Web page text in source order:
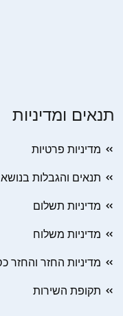
תנאים ומדיניות
מדיניות פרטיות
תנאים והגבלות בנושא
מדיניות תשלום
מדיניות משלוח
מדיניות החזר והחזר
תקופת השירות